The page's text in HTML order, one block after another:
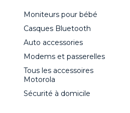
Moniteurs pour bébé
Casques Bluetooth
Auto accessories
Modems et passerelles
Tous les accessoires
Motorola
Sécurité à domicile